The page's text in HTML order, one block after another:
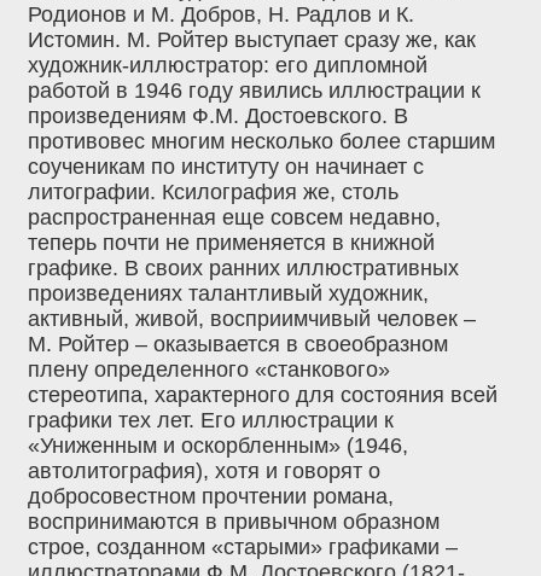
Родионов и М. Добров, Н. Радлов и К.
Истомин. М. Ройтер выступает сразу же, как
художник-иллюстратор: его дипломной
работой в 1946 году явились иллюстрации к
произведениям Ф.М. Достоевского. В
противовес многим несколько более старшим
соученикам по институту он начинает с
литографии. Ксилография же, столь
распространенная еще совсем недавно,
теперь почти не применяется в книжной
графике. В своих ранних иллюстративных
произведениях талантливый художник,
активный, живой, восприимчивый человек –
М. Ройтер – оказывается в своеобразном
плену определенного «станкового»
стереотипа, характерного для состояния всей
графики тех лет. Его иллюстрации к
«Униженным и оскорбленным» (1946,
автолитография), хотя и говорят о
добросовестном прочтении романа,
воспринимаются в привычном образном
строе, созданном «старыми» графиками –